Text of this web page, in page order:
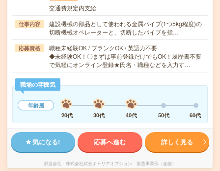
交通費規定内支給
仕事内容
建設機械の部品として使われる金属パイプ(1つ5kg程度)の
切断機械オペレーターと、切断したパイプを指…
応募資格
職種未経験OK / ブランクOK / 英語力不要
◆未経験OK！〇まずは事前登録だけでもOK！履歴書不要
で気軽にオンライン登録★氏名・職種などを入力す…
職場の雰囲気
年齢層
20代
30代 40代 50代 60代
気になる! 応募へ進む 詳しく見る
派遣会社 株式会社綜合キャリアオプション 製造事業部（全国）